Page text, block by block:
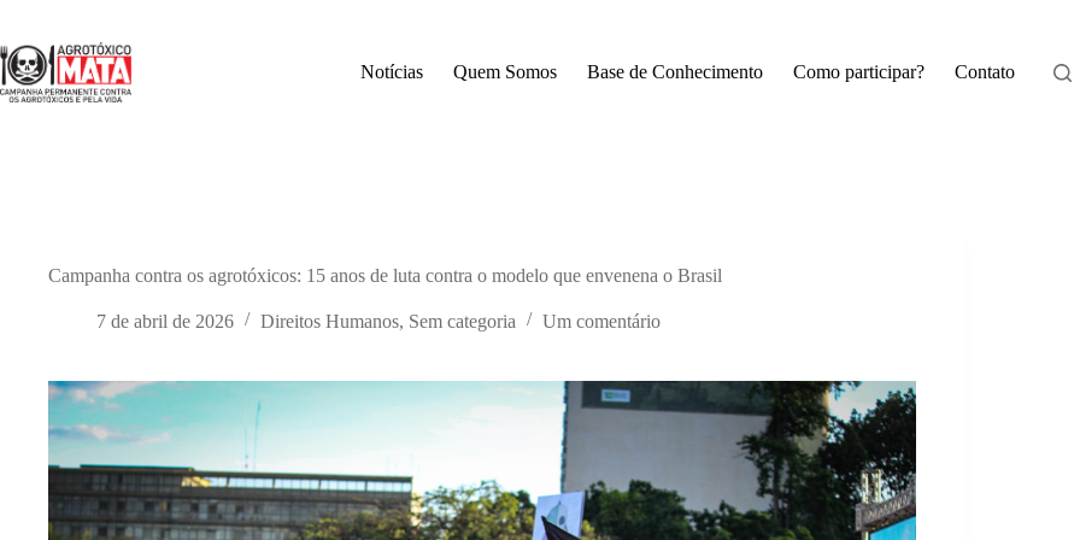
o
conteúdo
Notícias Quem Somos Base de Conhecimento Como participar? Contato
Campanha contra os agrotóxicos: 15 anos de luta contra o modelo que envenena o Brasil
7 de abril de 2026 Direitos Humanos, Sem categoria Um comentário